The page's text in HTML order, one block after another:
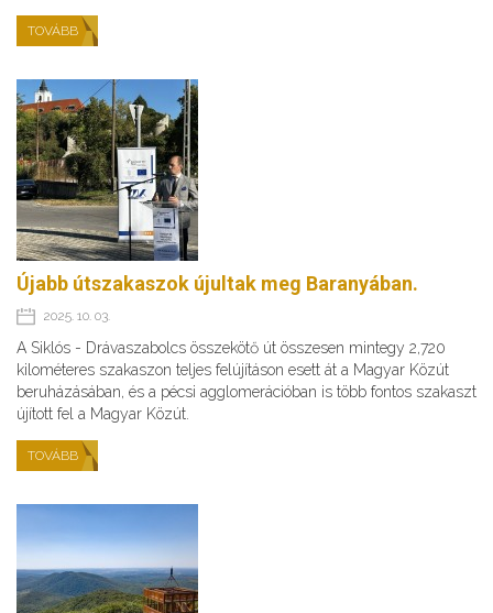
TOVÁBB
Újabb útszakaszok újultak meg Baranyában.
2025. 10. 03.
A Siklós - Drávaszabolcs összekötő út összesen mintegy 2,720
kilométeres szakaszon teljes felújításon esett át a Magyar Közút
beruházásában, és a pécsi agglomerációban is több fontos szakaszt
újított fel a Magyar Közút.
TOVÁBB